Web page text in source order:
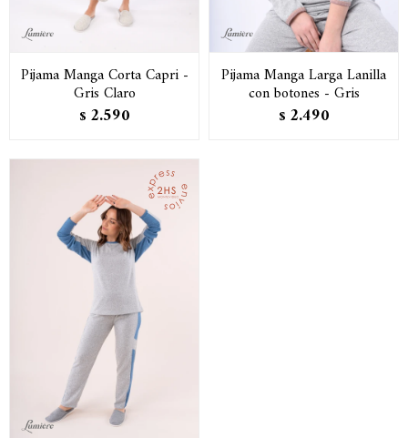
Pijama Manga Corta Capri -
Gris Claro
$ 2.590
Pijama Manga Larga Lanilla
con botones - Gris
$ 2.490